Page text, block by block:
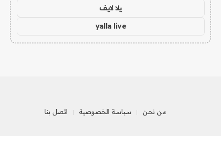
يلا لايف
yalla live
من نحن سياسة الخصوصية اتصل بنا